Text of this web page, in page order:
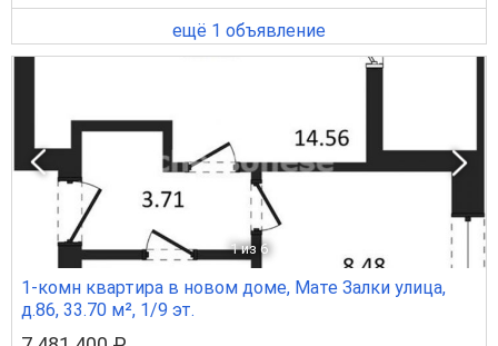
ещё 1 объявление
1 из 6
1-комн квартира в новом доме, Мате Залки улица,
д.86, 33.70 м², 1/9 эт.